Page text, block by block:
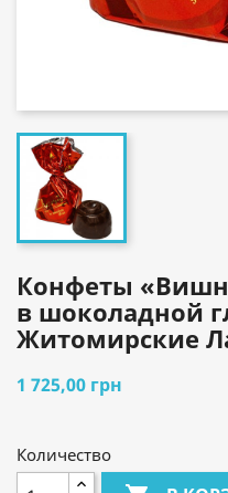
Конфеты
в шоколадной
Житомирские
1 725,00 грн
Количество